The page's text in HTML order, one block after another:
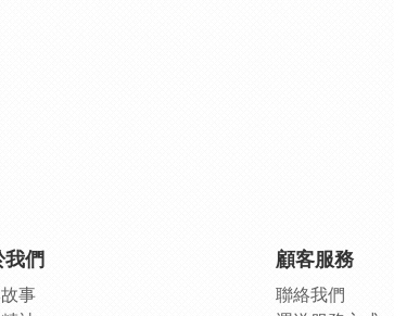
我們
事
顧客服務
聯絡我們